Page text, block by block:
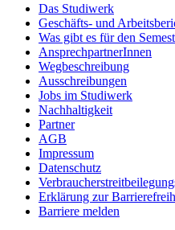
Das Studiwerk
Geschäfts- und
Was gibt es für den
AnsprechpartnerInnen
Wegbeschreibung
Ausschreibungen
Jobs im Studiwerk
Nachhaltigkeit
Partner
AGB
Impressum
Datenschutz
Erklärung zur
Barriere melden